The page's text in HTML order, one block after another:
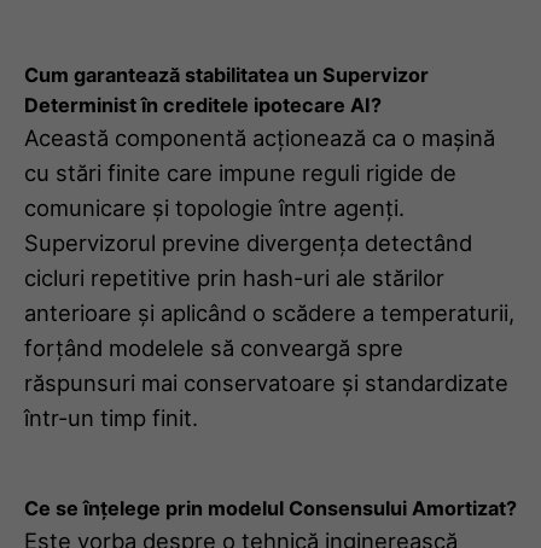
Cum garantează stabilitatea un Supervizor
Determinist în creditele ipotecare AI?
Această componentă acționează ca o mașină
cu stări finite care impune reguli rigide de
comunicare și topologie între agenți.
Supervizorul previne divergența detectând
cicluri repetitive prin hash-uri ale stărilor
anterioare și aplicând o scădere a temperaturii,
forțând modelele să conveargă spre
răspunsuri mai conservatoare și standardizate
într-un timp finit.
Ce se înțelege prin modelul Consensului Amortizat?
Este vorba despre o tehnică inginerească